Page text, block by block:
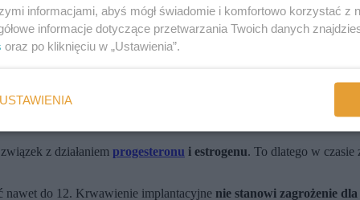
tygodnie od ostatniego okresu, u 25-30% kobiet pojawia się
nie jest.
jaja
w przekrwionej błonie śluzowej macicy. Pojawia się,
z działaniem progesteronu i estrogenu. To dlatego w czasie
nawet do 12. Krwawienie implantacyjne nie stanowi zagrożenie dla
informacjami, abyś mógł świadomie i komfortowo korzystać z
informacje dotyczące przetwarzania Twoich danych
oraz po kliknięciu w „Ustawienia”.
USTAWIENIA